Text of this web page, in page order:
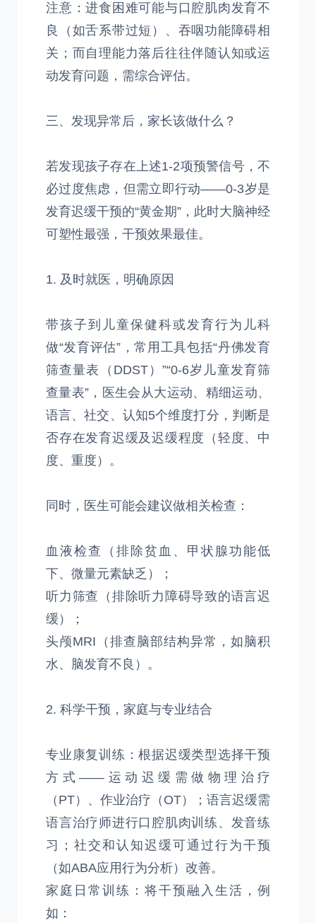
注意：进食困难可能与口腔肌肉发育不
良（如舌系带过短）、吞咽功能障碍相
关；而自理能力落后往往伴随认知或运
动发育问题，需综合评估。
三、发现异常后，家长该做什么？
若发现孩子存在上述1-2项预警信号，不
必过度焦虑，但需立即行动——0-3岁是
发育迟缓干预的“黄金期”，此时大脑神经
可塑性最强，干预效果最佳。
1. 及时就医，明确原因
带孩子到儿童保健科或发育行为儿科
做“发育评估”，常用工具包括“丹佛发育
筛查量表（DDST）”“0-6岁儿童发育筛
查量表”，医生会从大运动、精细运动、
语言、社交、认知5个维度打分，判断是
否存在发育迟缓及迟缓程度（轻度、中
度、重度）。
同时，医生可能会建议做相关检查：
血液检查（排除贫血、甲状腺功能低
下、微量元素缺乏）；
听力筛查（排除听力障碍导致的语言迟
缓）；
头颅MRI（排查脑部结构异常，如脑积
水、脑发育不良）。
2. 科学干预，家庭与专业结合
专业康复训练：根据迟缓类型选择干预
方式——运动迟缓需做物理治疗
（PT）、作业治疗（OT）；语言迟缓需
语言治疗师进行口腔肌肉训练、发音练
习；社交和认知迟缓可通过行为干预
（如ABA应用行为分析）改善。
家庭日常训练：将干预融入生活，例
如：